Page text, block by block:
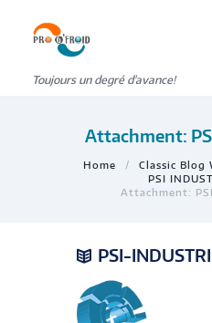
Toujours un degré d'avance!
Attachment:
Home
Classic
PSI
Attachment:
PSI-